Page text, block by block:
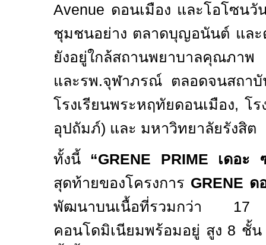
Avenue ดอนเมือง และโอโซนวั
ชุมชนอย่าง ตลาดบุญอนันต์ แล
ยังอยู่ใกล้สถานพยาบาลคุณภา
และรพ.จุฬาภรณ์ ตลอดจนสถา
โรงเรียนพระหฤทัยดอนเมือง, โ
อุปถัมภ์) และ มหาวิทยาลัยรังสิต
ทั้งนี้ “GRENE PRIME เดอะ
สุดท้ายของโครงการ GRENE ด
พัฒนาบนเนื้อที่รวมกว่า
คอนโดมิเนียมพร้อมอยู่ สูง 8 ชั้